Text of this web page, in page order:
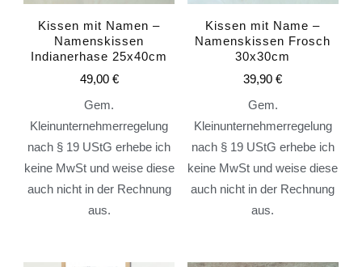
Kissen mit Namen –
Namenskissen
Indianerhase 25x40cm
49,00 €
Gem.
Kleinunternehmerregelung
nach § 19 UStG erhebe ich
keine MwSt und weise diese
auch nicht in der Rechnung
aus.
Kissen mit Name –
Namenskissen Frosch
30x30cm
39,90€
Gem.
Kleinunternehmerregelung
nach § 19 UStG erhebe ich
keine MwSt und weise diese
auch nicht in der Rechnung
aus.